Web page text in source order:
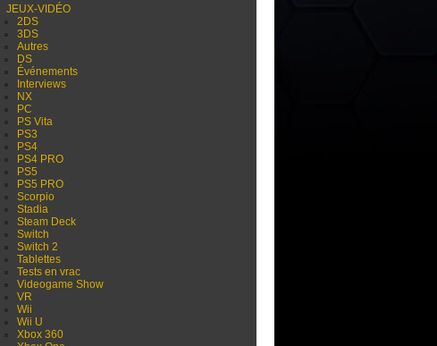
JEUX-VIDÉO
2DS
3DS
Autres
DS
Événements
Interviews
NX
PC
PS Vita
PS3
PS4
PS4 PRO
PS5
PS5 PRO
Scorpio
Stadia
Steam Deck
Switch
Switch 2
Tablettes
Tests en vrac
Videogame Show
VR
Wii
Wii U
Xbox 360